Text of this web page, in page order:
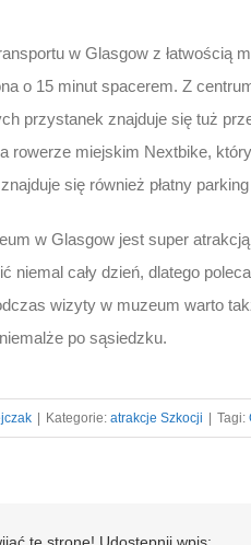
w Glasgow z łatwością
o 15 minut spacerem. Z
przystanek znajduje się tuż
rowerze miejskim Nextbike,
się również płatny
w Glasgow jest super
niemal cały dzień, dlatego
wizyty w muzeum warto
po sąsiedzku.
Kategorie: atrakcje Szkocji Tagi: